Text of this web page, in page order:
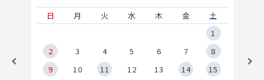
日
月 火 水 木 金
土
1
2
3 4 5 6 7
8
9
10 11 12 13 14
15